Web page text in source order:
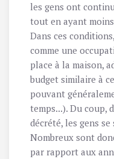
les gens ont
tout en ayant
Dans ces
comme une
place à la maison,
budget similaire à
pouvant
temps...). Du coup,
décrété, les gens
Nombreux sont
par rapport aux